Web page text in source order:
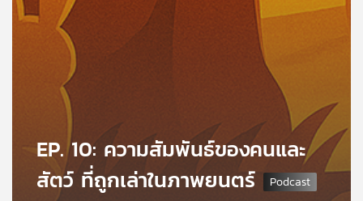
เครือ
แผนที่
EP. 10: ความสัมพันธ์ของคนและ
สัตว์ ที่ถูกเล่าในภาพยนตร์